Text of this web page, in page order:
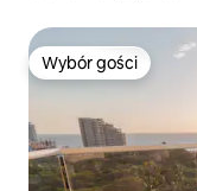
Wybór gości
Wybór gości